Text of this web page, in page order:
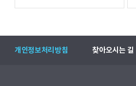
개인정보처리방침 찾아오시는 길